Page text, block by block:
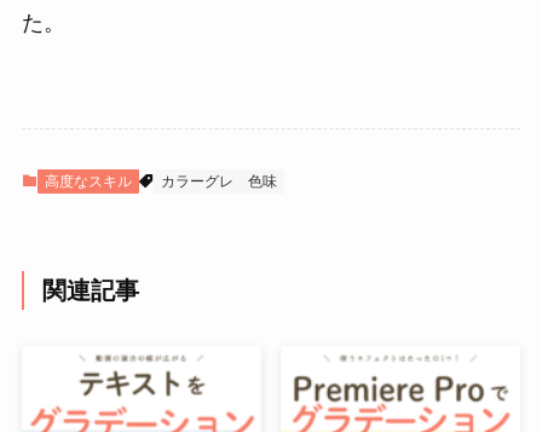
た。
高度なスキル カラーグレ 色味
関連記事